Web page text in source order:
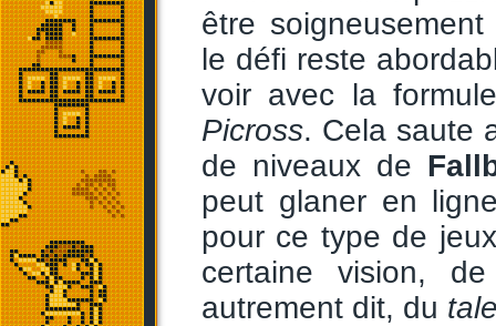
être
le défi reste
voir avec la
Picross. Cela saute
de niveaux de
peut glaner en
pour ce type de
certaine vision,
autrement dit, du